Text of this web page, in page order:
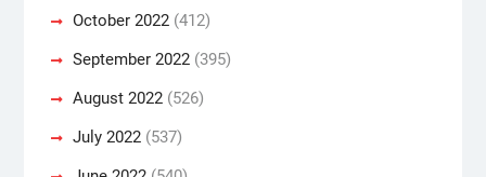
October 2022(412)
September 2022(395)
August 2022(526)
July 2022(537)